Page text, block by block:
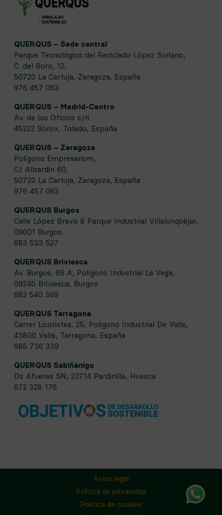
Whatsapp
QUERQUS – Sede central
Parque Tecnológico del Reciclado López Soriano,
C. del Boro, 12,
50720 La Cartuja, Zaragoza, España
976 457 063
QUERQUS – Madrid-Centro
Av. de los Oficios s/n
45222 Borox, Toledo, España
QUERQUS – Zaragoza
Polígono Empresarium,
C/ Albardin 60,
50720 La Cartuja, Zaragoza, España
976 457 063
QUERQUS Burgos
Calle López Bravo 8 Parque Industrial Villalonquéjar,
09001 Burgos
683 533 527
QUERQUS Briviesca
Av. Burgos, 66 A, Polígono Industrial La Vega,
09240 Briviesca, Burgos
682 540 369
QUERQUS Tarragona
Carrer Licoristes, 25, Polígono Industrial De Valls,
43800 Valls, Tarragona, España
685 736 339
QUERQUS Sabiñánigo
Ds Afueras SN, 22714 Pardinilla, Huesca
672 328 176
Aviso legal
Política de privacidad
Política de cookies